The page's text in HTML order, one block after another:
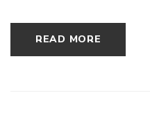
READ MORE